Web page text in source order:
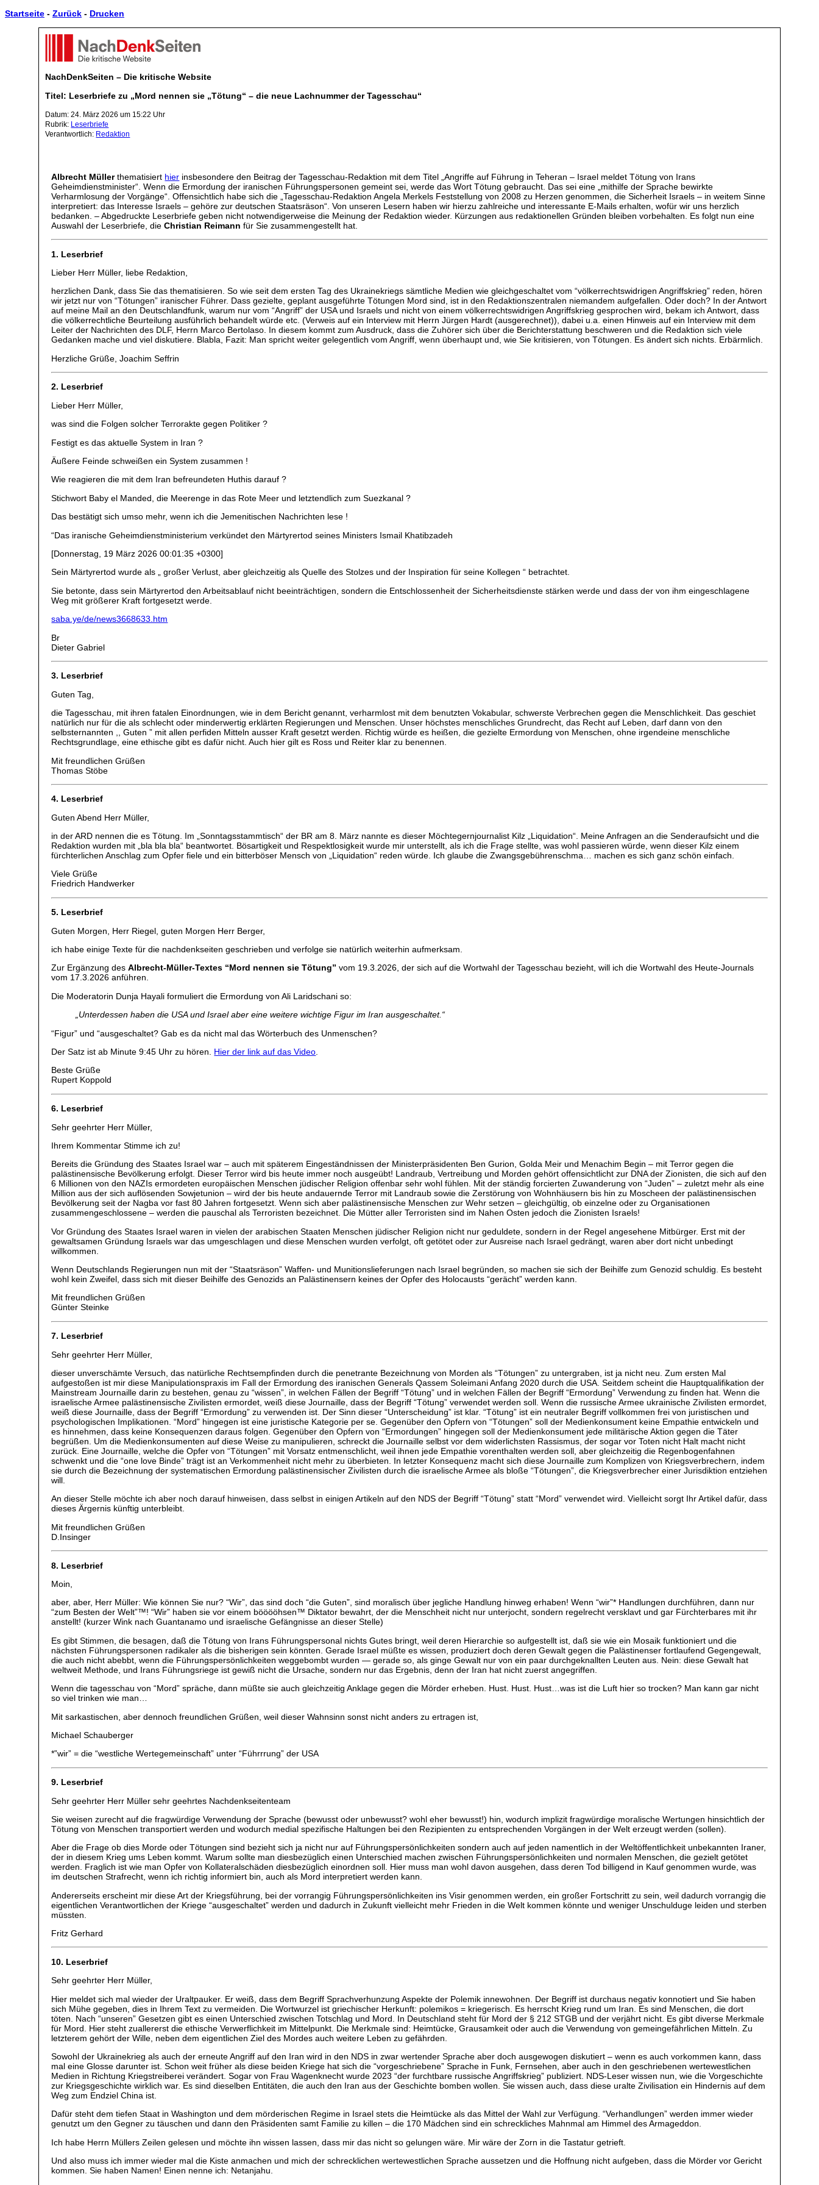
Startseite - Zurück - Drucken
NachDenkSeiten – Die kritische Website
Titel: Leserbriefe zu „Mord nennen sie „Tötung“ – die neue Lachnummer der Tagesschau“
Datum: 24. März 2026 um 15:22 Uhr
Rubrik: Leserbriefe
Verantwortlich: Redaktion
Albrecht Müllerthematisiert hier insbesondere den Beitrag der Tagesschau-Redaktion mit dem Titel „Angriffe auf Führung in Teheran – Israel meldet Tötung von Irans
Geheimdienstminister“. Wenn die Ermordung der iranischen Führungspersonen gemeint sei, werde das Wort Tötung gebraucht. Das sei eine „mithilfe der Sprache bewirkte
Verharmlosung der Vorgänge“. Offensichtlich habe sich die „Tagesschau-Redaktion Angela Merkels Feststellung von 2008 zu Herzen genommen, die Sicherheit Israels – in weitem Sinne
interpretiert: das Interesse Israels – gehöre zur deutschen Staatsräson“. Von unseren Lesern haben wir hierzu zahlreiche und interessante E-Mails erhalten, wofür wir uns herzlich
bedanken. – Abgedruckte Leserbriefe geben nicht notwendigerweise die Meinung der Redaktion wieder. Kürzungen aus redaktionellen Gründen bleiben vorbehalten. Es folgt nun eine
Auswahl der Leserbriefe, dieChristian Reimann für Sie zusammengestellt hat.
1. Leserbrief
Lieber Herr Müller, liebe Redaktion,
herzlichen Dank, dass Sie das thematisieren. So wie seit dem ersten Tag des Ukrainekriegs sämtliche Medien wie gleichgeschaltet vom “völkerrechtswidrigen Angriffskrieg” reden, hören
wir jetzt nur von “Tötungen” iranischer Führer. Dass gezielte, geplant ausgeführte Tötungen Mord sind, ist in den Redaktionszentralen niemandem aufgefallen. Oder doch? In der Antwort
auf meine Mail an den Deutschlandfunk, warum nur vom “Angriff” der USA und Israels und nicht von einem völkerrechtswidrigen Angriffskrieg gesprochen wird, bekam ich Antwort, dass
die völkerrechtliche Beurteilung ausführlich behandelt würde etc. (Verweis auf ein Interview mit Herrn Jürgen Hardt (ausgerechnet)), dabei u.a. einen Hinweis auf ein Interview mit dem
Leiter der Nachrichten des DLF, Herrn Marco Bertolaso. In diesem kommt zum Ausdruck, dass die Zuhörer sich über die Berichterstattung beschweren und die Redaktion sich viele
Gedanken mache und viel diskutiere. Blabla, Fazit: Man spricht weiter gelegentlich vom Angriff, wenn überhaupt und, wie Sie kritisieren, von Tötungen. Es ändert sich nichts. Erbärmlich.
Herzliche Grüße, Joachim Seffrin
2. Leserbrief
Lieber Herr Müller,
was sind die Folgen solcher Terrorakte gegen Politiker ?
Festigt es das aktuelle System in Iran ?
Äußere Feinde schweißen ein System zusammen !
Wie reagieren die mit dem Iran befreundeten Huthis darauf ?
Stichwort Baby el Manded, die Meerenge in das Rote Meer und letztendlich zum Suezkanal ?
Das bestätigt sich umso mehr, wenn ich die Jemenitischen Nachrichten lese !
“Das iranische Geheimdienstministerium verkündet den Märtyrertod seines Ministers Ismail Khatibzadeh
[Donnerstag, 19 März 2026 00:01:35 +0300]
Sein Märtyrertod wurde als „ großer Verlust, aber gleichzeitig als Quelle des Stolzes und der Inspiration für seine Kollegen “ betrachtet.
Sie betonte, dass sein Märtyrertod den Arbeitsablauf nicht beeinträchtigen, sondern die Entschlossenheit der Sicherheitsdienste stärken werde und dass der von ihm eingeschlagene
Weg mit größerer Kraft fortgesetzt werde.
saba.ye/de/news3668633.htm
Br
Dieter Gabriel
3. Leserbrief
Guten Tag,
die Tagesschau, mit ihren fatalen Einordnungen, wie in dem Bericht genannt, verharmlost mit dem benutzten Vokabular, schwerste Verbrechen gegen die Menschlichkeit. Das geschiet
natürlich nur für die als schlecht oder minderwertig erklärten Regierungen und Menschen. Unser höchstes menschliches Grundrecht, das Recht auf Leben, darf dann von den
selbsternannten ,, Guten ” mit allen perfiden Mitteln ausser Kraft gesetzt werden. Richtig würde es heißen, die gezielte Ermordung von Menschen, ohne irgendeine menschliche
Rechtsgrundlage, eine ethische gibt es dafür nicht. Auch hier gilt es Ross und Reiter klar zu benennen.
Mit freundlichen Grüßen
Thomas Stöbe
4. Leserbrief
Guten Abend Herr Müller,
in der ARD nennen die es Tötung. Im „Sonntagsstammtisch“ der BR am 8. März nannte es dieser Möchtegernjournalist Kilz „Liquidation“. Meine Anfragen an die Senderaufsicht und die
Redaktion wurden mit „bla bla bla“ beantwortet. Bösartigkeit und Respektlosigkeit wurde mir unterstellt, als ich die Frage stellte, was wohl passieren würde, wenn dieser Kilz einem
fürchterlichen Anschlag zum Opfer fiele und ein bitterböser Mensch von „Liquidation“ reden würde. Ich glaube die Zwangsgebührenschma… machen es sich ganz schön einfach.
Viele Grüße
Friedrich Handwerker
5. Leserbrief
Guten Morgen, Herr Riegel, guten Morgen Herr Berger,
ich habe einige Texte für die nachdenkseiten geschrieben und verfolge sie natürlich weiterhin aufmerksam.
Zur Ergänzung desAlbrecht-Müller-Textes “Mord nennen sie Tötung” vom 19.3.2026, der sich auf die Wortwahl der Tagesschau bezieht, will ich die Wortwahl des Heute-Journals
vom 17.3.2026 anführen.
Die Moderatorin Dunja Hayali formuliert die Ermordung von Ali Laridschani so:
„Unterdessen haben die USA und Israel aber eine weitere wichtige Figur im Iran ausgeschaltet.“
“Figur” und “ausgeschaltet? Gab es da nicht mal das Wörterbuch des Unmenschen?
Der Satz ist ab Minute 9:45 Uhr zu hören. Hier der link auf das Video
Beste Grüße
Rupert Koppold
6. Leserbrief
Sehr geehrter Herr Müller,
Ihrem Kommentar Stimme ich zu!
Bereits die Gründung des Staates Israel war – auch mit späterem Eingeständnissen der Ministerpräsidenten Ben Gurion, Golda Meir und Menachim Begin – mit Terror gegen die
palästinensische Bevölkerung erfolgt. Dieser Terror wird bis heute immer noch ausgeübt! Landraub, Vertreibung und Morden gehört offensichtlicht zur DNA der Zionisten, die sich auf den
6 Millionen von den NAZIs ermordeten europäischen Menschen jüdischer Religion offenbar sehr wohl fühlen. Mit der ständig forcierten Zuwanderung von “Juden” – zuletzt mehr als eine
Million aus der sich auflösenden Sowjetunion – wird der bis heute andauernde Terror mit Landraub sowie die Zerstörung von Wohnhäusern bis hin zu Moscheen der palästinensischen
Bevölkerung seit der Nagba vor fast 80 Jahren fortgesetzt. Wenn sich aber palästinensische Menschen zur Wehr setzen – gleichgültig, ob einzelne oder zu Organisationen
zusammengeschlossene – werden die pauschal als Terroristen bezeichnet. Die Mütter aller Terroristen sind im Nahen Osten jedoch die Zionisten Israels!
Vor Gründung des Staates Israel waren in vielen der arabischen Staaten Menschen jüdischer Religion nicht nur geduldete, sondern in der Regel angesehene Mitbürger. Erst mit der
gewaltsamen Gründung Israels war das umgeschlagen und diese Menschen wurden verfolgt, oft getötet oder zur Ausreise nach Israel gedrängt, waren aber dort nicht unbedingt
willkommen.
Wenn Deutschlands Regierungen nun mit der “Staatsräson” Waffen- und Munitionslieferungen nach Israel begründen, so machen sie sich der Beihilfe zum Genozid schuldig. Es besteht
wohl kein Zweifel, dass sich mit dieser Beihilfe des Genozids an Palästinensern keines der Opfer des Holocausts “gerächt” werden kann.
Mit freundlichen Grüßen
Günter Steinke
7. Leserbrief
Sehr geehrter Herr Müller,
dieser unverschämte Versuch, das natürliche Rechtsempfinden durch die penetrante Bezeichnung von Morden als “Tötungen” zu untergraben, ist ja nicht neu. Zum ersten Mal
aufgestoßen ist mir diese Manipulationspraxis im Fall der Ermordung des iranischen Generals Qassem Soleimani Anfang 2020 durch die USA. Seitdem scheint die Hauptqualifikation der
Mainstream Journaille darin zu bestehen, genau zu “wissen”, in welchen Fällen der Begriff “Tötung” und in welchen Fällen der Begriff “Ermordung” Verwendung zu finden hat. Wenn die
israelische Armee palästinensische Zivilisten ermordet, weiß diese Journaille, dass der Begriff “Tötung” verwendet werden soll. Wenn die russische Armee ukrainische Zivilisten ermordet,
weiß diese Journaille, dass der Begriff “Ermordung” zu verwenden ist. Der Sinn dieser “Unterscheidung” ist klar. “Tötung” ist ein neutraler Begriff vollkommen frei von juristischen und
psychologischen Implikationen. “Mord” hingegen ist eine juristische Kategorie per se. Gegenüber den Opfern von “Tötungen” soll der Medienkonsument keine Empathie entwickeln und
es hinnehmen, dass keine Konsequenzen daraus folgen. Gegenüber den Opfern von “Ermordungen” hingegen soll der Medienkonsument jede militärische Aktion gegen die Täter
begrüßen. Um die Medienkonsumenten auf diese Weise zu manipulieren, schreckt die Journaille selbst vor dem widerlichsten Rassismus, der sogar vor Toten nicht Halt macht nicht
zurück. Eine Journaille, welche die Opfer von “Tötungen” mit Vorsatz entmenschlicht, weil ihnen jede Empathie vorenthalten werden soll, aber gleichzeitig die Regenbogenfahnen
schwenkt und die “one love Binde” trägt ist an Verkommenheit nicht mehr zu überbieten. In letzter Konsequenz macht sich diese Journaille zum Komplizen von Kriegsverbrechern, indem
sie durch die Bezeichnung der systematischen Ermordung palästinensischer Zivilisten durch die israelische Armee als bloße “Tötungen”, die Kriegsverbrecher einer Jurisdiktion entziehen
will.
An dieser Stelle möchte ich aber noch darauf hinweisen, dass selbst in einigen Artikeln auf den NDS der Begriff “Tötung” statt “Mord” verwendet wird. Vielleicht sorgt Ihr Artikel dafür, dass
dieses Ärgernis künftig unterbleibt.
Mit freundlichen Grüßen
D.Insinger
8. Leserbrief
Moin,
aber, aber, Herr Müller: Wie können Sie nur? “Wir”, das sind doch “die Guten”, sind moralisch über jegliche Handlung hinweg erhaben! Wenn “wir”* Handlungen durchführen, dann nur
“zum Besten der Welt”™! “Wir” haben sie vor einem bööööhsen™ Diktator bewahrt, der die Menschheit nicht nur unterjocht, sondern regelrecht versklavt und gar Fürchterbares mit ihr
anstellt! (kurzer Wink nach Guantanamo und israelische Gefängnisse an dieser Stelle)
Es gibt Stimmen, die besagen, daß die Tötung von Irans Führungspersonal nichts Gutes bringt, weil deren Hierarchie so aufgestellt ist, daß sie wie ein Mosaik funktioniert und die
nächsten Führungspersonen radikaler als die bisherigen sein könnten. Gerade Israel müßte es wissen, produziert doch deren Gewalt gegen die Palästinenser fortlaufend Gegengewalt,
die auch nicht abebbt, wenn die Führungspersönlichkeiten weggebombt wurden — gerade so, als ginge Gewalt nur von ein paar durchgeknallten Leuten aus. Nein: diese Gewalt hat
weltweit Methode, und Irans Führungsriege ist gewiß nicht die Ursache, sondern nur das Ergebnis, denn der Iran hat nicht zuerst angegriffen.
Wenn die tagesschau von “Mord” spräche, dann müßte sie auch gleichzeitig Anklage gegen die Mörder erheben. Hust. Hust. Hust…was ist die Luft hier so trocken? Man kann gar nicht
so viel trinken wie man…
Mit sarkastischen, aber dennoch freundlichen Grüßen, weil dieser Wahnsinn sonst nicht anders zu ertragen ist,
Michael Schauberger
*”wir” = die “westliche Wertegemeinschaft” unter “Führrrung” der USA
9. Leserbrief
Sehr geehrter Herr Müller sehr geehrtes Nachdenkseitenteam
Sie weisen zurecht auf die fragwürdige Verwendung der Sprache (bewusst oder unbewusst? wohl eher bewusst!) hin, wodurch implizit fragwürdige moralische Wertungen hinsichtlich der
Tötung von Menschen transportiert werden und wodurch medial spezifische Haltungen bei den Rezipienten zu entsprechenden Vorgängen in der Welt erzeugt werden (sollen).
Aber die Frage ob dies Morde oder Tötungen sind bezieht sich ja nicht nur auf Führungspersönlichkeiten sondern auch auf jeden namentlich in der Weltöffentlichkeit unbekannten Iraner,
der in diesem Krieg ums Leben kommt. Warum sollte man diesbezüglich einen Unterschied machen zwischen Führungspersönlichkeiten und normalen Menschen, die gezielt getötet
werden. Fraglich ist wie man Opfer von Kollateralschäden diesbezüglich einordnen soll. Hier muss man wohl davon ausgehen, dass deren Tod billigend in Kauf genommen wurde, was
im deutschen Strafrecht, wenn ich richtig informiert bin, auch als Mord interpretiert werden kann.
Andererseits erscheint mir diese Art der Kriegsführung, bei der vorrangig Führungspersönlichkeiten ins Visir genommen werden, ein großer Fortschritt zu sein, weil dadurch vorrangig die
eigentlichen Verantwortlichen der Kriege “ausgeschaltet” werden und dadurch in Zukunft vielleicht mehr Frieden in die Welt kommen könnte und weniger Unschulduge leiden und sterben
müssten.
Fritz Gerhard
10. Leserbrief
Sehr geehrter Herr Müller,
Hier meldet sich mal wieder der Uraltpauker. Er weiß, dass dem Begriff Sprachverhunzung Aspekte der Polemik innewohnen. Der Begriff ist durchaus negativ konnotiert und Sie haben
sich Mühe gegeben, dies in Ihrem Text zu vermeiden. Die Wortwurzel ist griechischer Herkunft: polemikos = kriegerisch. Es herrscht Krieg rund um Iran. Es sind Menschen, die dort
töten. Nach “unseren” Gesetzen gibt es einen Unterschied zwischen Totschlag und Mord. In Deutschland steht für Mord der § 212 STGB und der verjährt nicht. Es gibt diverse Merkmale
für Mord. Hier steht zuallererst die ethische Verwerflichkeit im Mittelpunkt. Die Merkmale sind: Heimtücke, Grausamkeit oder auch die Verwendung von gemeingefährlichen Mitteln. Zu
letzterem gehört der Wille, neben dem eigentlichen Ziel des Mordes auch weitere Leben zu gefährden.
Sowohl der Ukrainekrieg als auch der erneute Angriff auf den Iran wird in den NDS in zwar wertender Sprache aber doch ausgewogen diskutiert – wenn es auch vorkommen kann, dass
mal eine Glosse darunter ist. Schon weit früher als diese beiden Kriege hat sich die “vorgeschriebene” Sprache in Funk, Fernsehen, aber auch in den geschriebenen wertewestlichen
Medien in Richtung Kriegstreiberei verändert. Sogar von Frau Wagenknecht wurde 2023 “der furchtbare russische Angriffskrieg” publiziert. NDS-Leser wissen nun, wie die Vorgeschichte
zur Kriegsgeschichte wirklich war. Es sind dieselben Entitäten, die auch den Iran aus der Geschichte bomben wollen. Sie wissen auch, dass diese uralte Zivilisation ein Hindernis auf dem
Weg zum Endziel China ist.
Dafür steht dem tiefen Staat in Washington und dem mörderischen Regime in Israel stets die Heimtücke als das Mittel der Wahl zur Verfügung. “Verhandlungen” werden immer wieder
genutzt um den Gegner zu täuschen und dann den Präsidenten samt Familie zu killen – die 170 Mädchen sind ein schreckliches Mahnmal am Himmel des Armageddon.
Ich habe Herrn Müllers Zeilen gelesen und möchte ihn wissen lassen, dass mir das nicht so gelungen wäre. Mir wäre der Zorn in die Tastatur getrieft.
Und also muss ich immer wieder mal die Kiste anmachen und mich der schrecklichen wertewestlichen Sprache aussetzen und die Hoffnung nicht aufgeben, dass die Mörder vor Gericht
kommen. Sie haben Namen! Einen nenne ich: Netanjahu.